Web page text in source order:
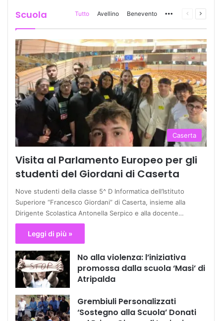
Scuola Tutto Avellino Benevento More Pagina
Caserta
Visita al Parlamento Europeo per gli
studenti del Giordani di Caserta
Nove studenti della classe 5^ D Informatica dell’Istituto
Superiore “Francesco Giordani” di Caserta, insieme alla
Dirigente Scolastica Antonella Serpico e alla docente…
Leggi di più »
No alla violenza: l’iniziativa
promossa dalla scuola ‘Masi’ di
Atripalda
Grembiuli Personalizzati
‘Sostegno alla Scuola’ Donati